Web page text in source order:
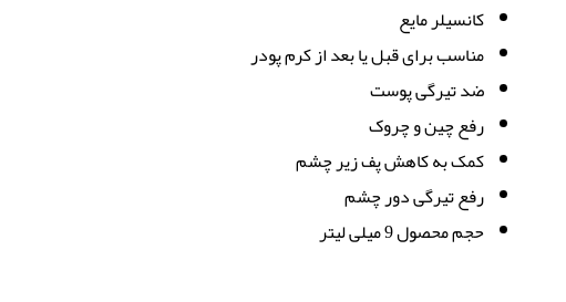
کانسیلر مایع
مناسب برای قبل یا بعد از کرم پودر
ضد تیرگی پوست
رفع چین و چروک
کمک به کاهش پف زیر چشم
رفع تیرگی دور چشم
حجم محصول 9 میلی لیتر